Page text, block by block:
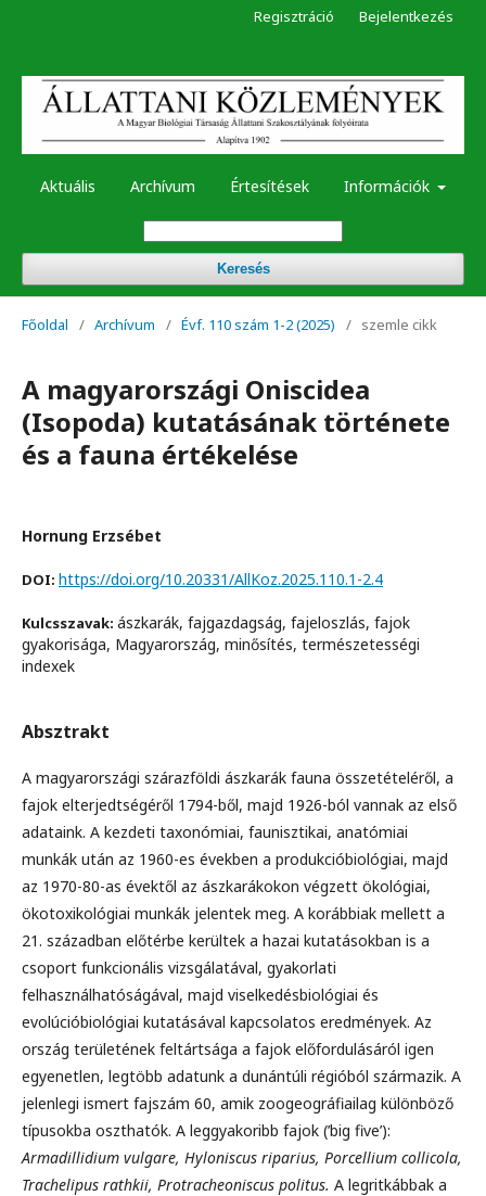
Aktuális Archívum Értesítések Információk
Keresés
Regisztráció Bejelentkezés
Főoldal / Archívum / Évf. 110 szám 1-2 (2025) / szemle cikk
A magyarországi Oniscidea
(Isopoda) kutatásának története
és a fauna értékelése
Hornung Erzsébet
DOI: https://doi.org/10.20331/AllKoz.2025.110.1-2.4
Kulcsszavak: ászkarák, fajgazdagság, fajeloszlás, fajok
gyakorisága, Magyarország, minősítés, természetességi
indexek
Absztrakt
A magyarországi szárazföldi ászkarák fauna összetételéről, a
fajok elterjedtségéről 1794-ből, majd 1926-ból vannak az első
adataink. A kezdeti taxonómiai, faunisztikai, anatómiai
munkák után az 1960-es években a produkcióbiológiai, majd
az 1970-80-as évektől az ászkarákokon végzett ökológiai,
ökotoxikológiai munkák jelentek meg. A korábbiak mellett a
21. században előtérbe kerültek a hazai kutatásokban is a
csoport funkcionális vizsgálatával, gyakorlati
felhasználhatóságával, majd viselkedésbiológiai és
evolúcióbiológiai kutatásával kapcsolatos eredmények. Az
ország területének feltártsága a fajok előfordulásáról igen
egyenetlen, legtöbb adatunk a dunántúli régióból származik. A
jelenlegi ismert fajszám 60, amik zoogeográfiailag különböző
típusokba oszthatók. A leggyakoribb fajok (’big five’):
Armadillidium vulgare, Hyloniscus riparius, Porcellium collicola,
Trachelipus rathkii, Protracheoniscus politus. A legritkábbak a